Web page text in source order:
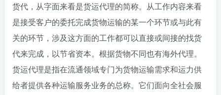
货代，从字面来看是货运代理的简称。从工作内容来看
是接受客户的委托完成货物运输的某一个环节或与此有
关的环节，涉及这方面的工作都可以直接或间接的找货
代来完成，以节省资本。根据货物不同也有海外代理。
货运代理是指在流通领域专门为货物运输需求和运力供
给者提供各种运输服务业务的总称。它们面向全社会服